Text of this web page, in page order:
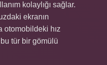
kolaylığı sağlar.
ekranın
otomobildeki hız
tür bir gömülü